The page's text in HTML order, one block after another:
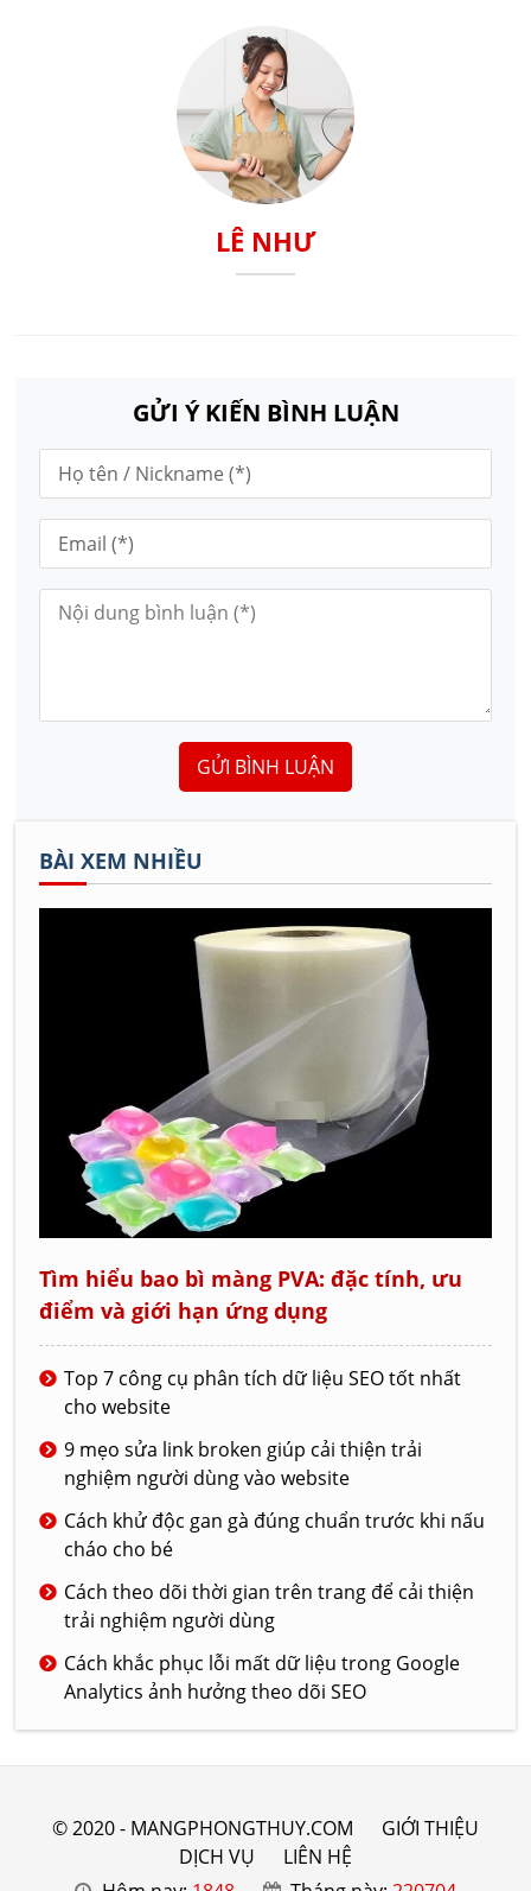
LÊ NHƯ
GỬI Ý KIẾN BÌNH LUẬN
GỬI BÌNH LUẬN
BÀI XEM NHIỀU
Tìm hiểu bao bì màng PVA: đặc tính, ưu
điểm và giới hạn ứng dụng
Top 7 công cụ phân tích dữ liệu SEO tốt nhất
cho website
9 mẹo sửa link broken giúp cải thiện trải
nghiệm người dùng vào website
Cách khử độc gan gà đúng chuẩn trước khi nấu
cháo cho bé
Cách theo dõi thời gian trên trang để cải thiện
trải nghiệm người dùng
Cách khắc phục lỗi mất dữ liệu trong Google
Analytics ảnh hưởng theo dõi SEO
© 2020 - MANGPHONGTHUY.COM
GIỚI THIỆU
DỊCH VỤ
LIÊN HỆ